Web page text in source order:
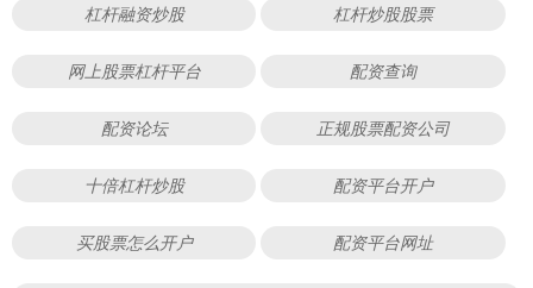
杠杆融资炒股 杠杆炒股股票
网上股票杠杆平台 配资查询
配资论坛 正规股票配资公司
十倍杠杆炒股 配资平台开户
买股票怎么开户 配资平台网址